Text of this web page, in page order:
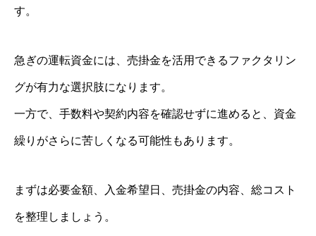
す。
急ぎの運転資金には、売掛金を活用できるファクタリン
グが有力な選択肢になります。
一方で、手数料や契約内容を確認せずに進めると、資金
繰りがさらに苦しくなる可能性もあります。
まずは必要金額、入金希望日、売掛金の内容、総コスト
を整理しましょう。